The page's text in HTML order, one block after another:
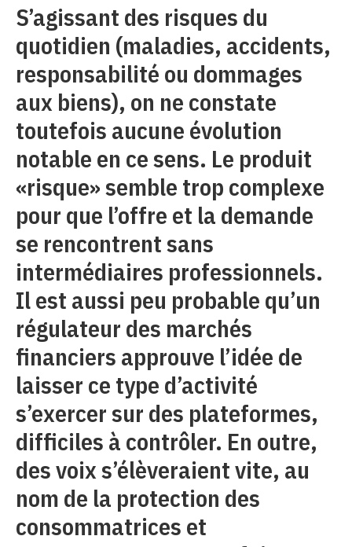
S’agissant des risques du
quotidien (maladies, accidents,
responsabilité ou dommages
aux biens), on ne constate
toutefois aucune évolution
notable en ce sens. Le produit
«risque» semble trop complexe
pour que l’offre et la demande
se rencontrent sans
intermédiaires professionnels.
Il est aussi peu probable qu’un
régulateur des marchés
financiers approuve l’idée de
laisser ce type d’activité
s’exercer sur des plateformes,
difficiles à contrôler. En outre,
des voix s’élèveraient vite, au
nom de la protection des
consommatrices et